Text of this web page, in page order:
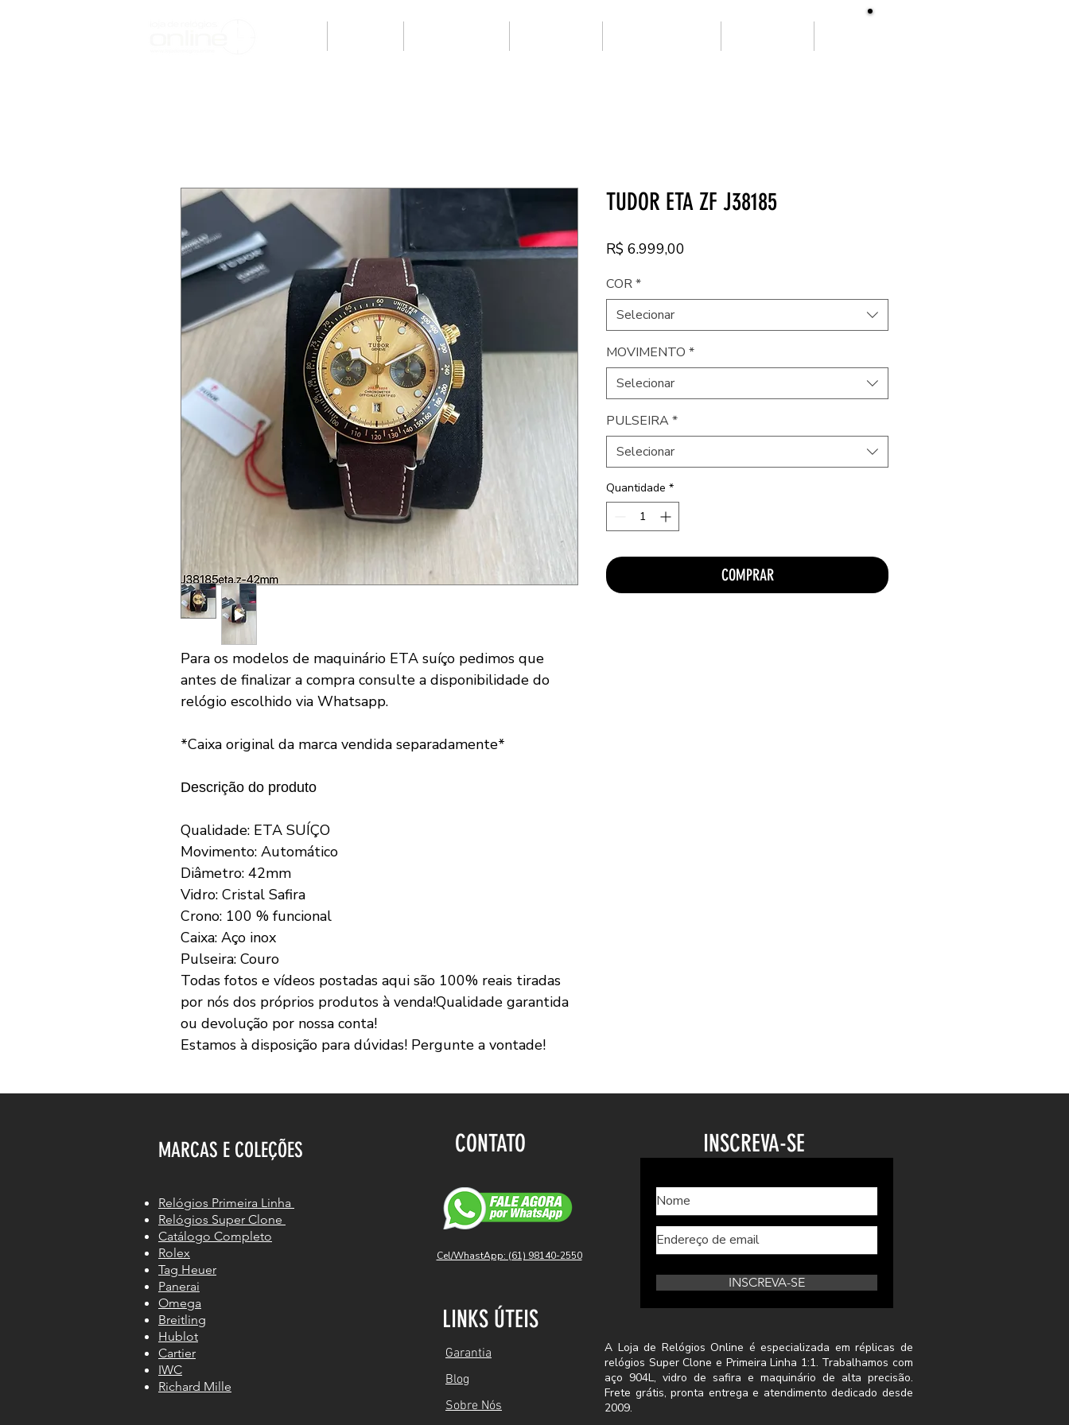
Para os modelos de maquinário ETA suíço pedimos que
antes de finalizar a compra consulte a disponibilidade do
relógio escolhido via Whatsapp.
*Caixa original da marca vendida separadamente*
Descrição do produto
Qualidade: ETA SUÍÇO
Movimento: Automático
Diâmetro: 42mm
Vidro: Cristal Safira
Crono: 100 % funcional
Caixa: Aço inox
Pulseira: Couro
Todas fotos e vídeos postadas aqui são 100% reais tiradas
por nós dos próprios produtos à venda!Qualidade garantida
ou devolução por nossa conta!
Estamos à disposição para dúvidas! Pergunte a vontade!
TUDOR ETA ZF J38185
R$ 6.999,00
COR*
Selecionar
MOVIMENTO *
Selecionar
PULSEIRA*
Selecionar
Quantidade *
COMPRAR
MARCAS E COLEÇÕES
Relógios Primeira Linha
Relógios Super Clone
Catálogo Completo
Rolex
Tag Heuer
Panerai
Omega
Breitling
Hublot
Cartier
IWC
Richard Mille
CONTATO
Cel/WhastApp: (61) 98140-2550
LINKS ÚTEIS
Garantia
Blog
Sobre Nós
INSCREVA-SE
INSCREVA-SE
A Loja de Relógios Online é especializada em réplicas de
relógios Super Clone e Primeira Linha 1:1. Trabalhamos com
aço 904L, vidro de safira e maquinário de alta precisão.
Frete grátis, pronta entrega e atendimento dedicado desde
2009.